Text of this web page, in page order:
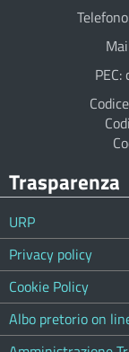
Trasparenza
URP
Privacy policy
Cookie Policy
Albo pretorio on